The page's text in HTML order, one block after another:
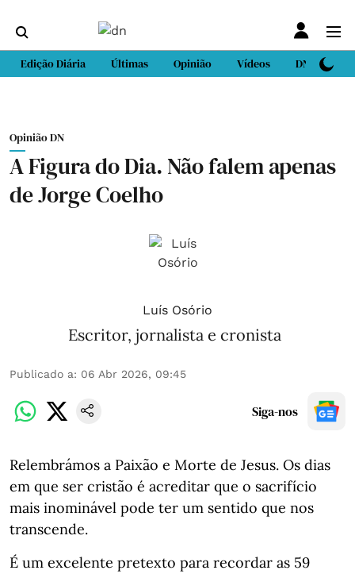
Edição Diária Últimas Opinião Vídeos DN Sport
Opinião DN
A Figura do Dia. Não falem apenas
de Jorge Coelho
Luís Osório
Escritor, jornalista e cronista
Publicado a: 06 Abr 2026, 09:45
Siga-nos
Relembrámos a Paixão e Morte de Jesus. Os dias
em que ser cristão é acreditar que o sacrifício
mais inominável pode ter um sentido que nos
transcende.
É um excelente pretexto para recordar as 59